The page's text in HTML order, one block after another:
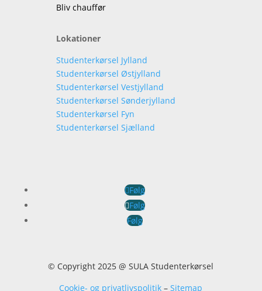
Bliv chauffør
Lokationer
Studenterkørsel Jylland
Studenterkørsel Østjylland
Studenterkørsel Vestjylland
Studenterkørsel Sønderjylland
Studenterkørsel Fyn
Studenterkørsel Sjælland
Følg
Følg
Følg
© Copyright 2025 @ SULA Studenterkørsel
Cookie- og privatlivspolitik –Sitemap